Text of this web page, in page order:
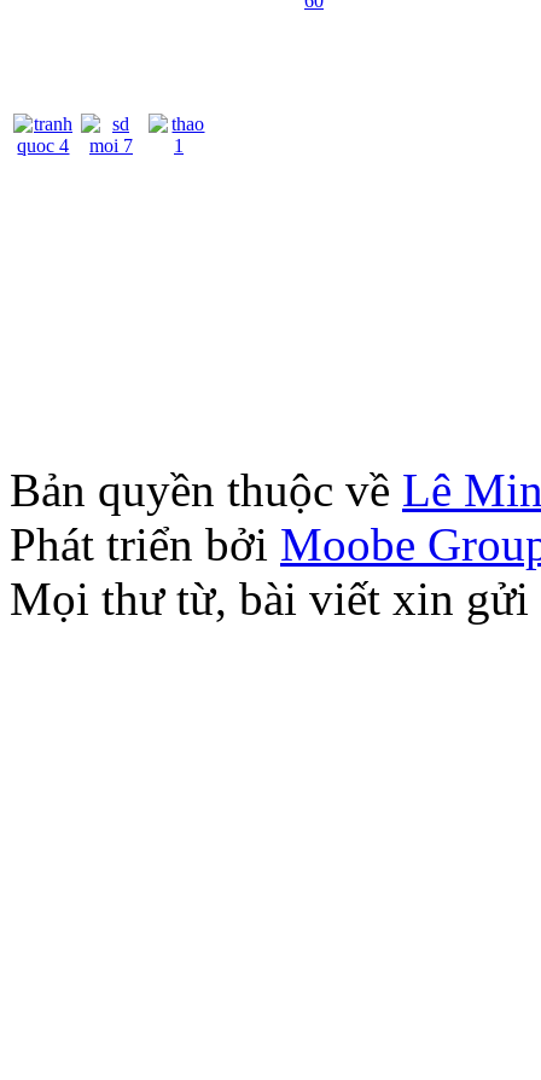
Bản quyền thuộc về Lê
Phát triển bởi Moobe
Mọi thư từ, bài viết xin gửi